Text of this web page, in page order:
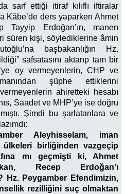
sarf ettiği itiraf kılıflı iftiralar
Kâbe’de ders yaparken Ahmet
Tayyip Erdoğan’ın, manen
süren kişi, söylediklerine âmin
başbakanlığın Hz.
safsatasını aktarıp tam bir
oy vermeyenlerin, CHP ve
şüphe ettiklerini
ahiretteki hesabı
Saadet ve MHP’ye ise doğru
Şimdi bu şarlatanlara ve
Aleyhisselam, iman
birliğinden vazgeçip
mı geçmişti ki, Ahmet
Recep Erdoğan’ı
Hz. Peygamber Efendimizin,
rezilliğini suç olmaktan